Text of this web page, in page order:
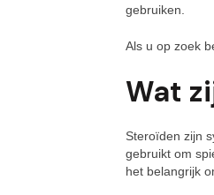
gebruiken.
Als u op zoek
Wat
Steroïden zijn
gebruikt om
het belangrijk